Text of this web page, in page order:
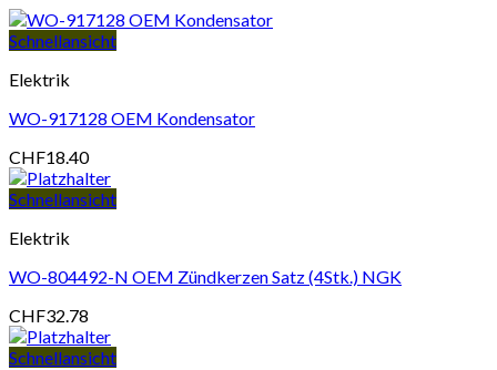
Schnellansicht
Elektrik
WO-917128 OEM Kondensator
CHF18.40
Schnellansicht
Elektrik
WO-804492-N OEM Zündkerzen Satz (4Stk.) NGK
CHF32.78
Schnellansicht